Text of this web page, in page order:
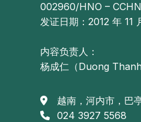
002960/HNO – CCHN
发证日期：2012 年 11
内容负责人：
杨成仁（Duong
越南，河内市，巴
024 3927 5568